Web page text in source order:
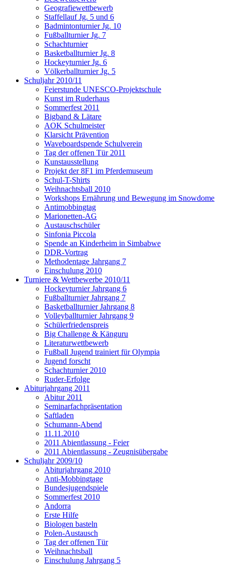
Geografiewettbewerb
Staffellauf Jg. 5 und 6
Badmintonturnier Jg. 10
Fußballturnier Jg. 7
Schachturnier
Basketballturnier Jg. 8
Hockeyturnier Jg. 6
Völkerballturnier Jg. 5
Schuljahr 2010/11
Feierstunde UNESCO-Projektschule
Kunst im Ruderhaus
Sommerfest 2011
Bigband & Lätare
AOK Schulmeister
Klarsicht Prävention
Waveboardspende Schulverein
Tag der offenen Tür 2011
Kunstausstellung
Projekt der 8F1 im Pferdemuseum
Schul-T-Shirts
Weihnachtsball 2010
Workshops Ernährung und Bewegung im Snowdome
Antimobbingtag
Marionetten-AG
Austauschschüler
Sinfonia Piccola
Spende an Kinderheim in Simbabwe
DDR-Vortrag
Methodentage Jahrgang 7
Einschulung 2010
Turniere & Wettbewerbe 2010/11
Hockeyturnier Jahrgang 6
Fußballturnier Jahrgang 7
Basketballturnier Jahrgang 8
Volleyballturnier Jahrgang 9
Schülerfriedenspreis
Big Challenge & Känguru
Literaturwettbewerb
Fußball Jugend trainiert für Olympia
Jugend forscht
Schachturnier 2010
Ruder-Erfolge
Abiturjahrgang 2011
Abitur 2011
Seminarfachpräsentation
Saftladen
Schumann-Abend
11.11.2010
2011 Abientlassung - Feier
2011 Abientlassung - Zeugnisübergabe
Schuljahr 2009/10
Abiturjahrgang 2010
Anti-Mobbingtage
Bundesjugendspiele
Sommerfest 2010
Andorra
Erste Hilfe
Biologen basteln
Polen-Austausch
Tag der offenen Tür
Weihnachtsball
Einschulung Jahrgang 5